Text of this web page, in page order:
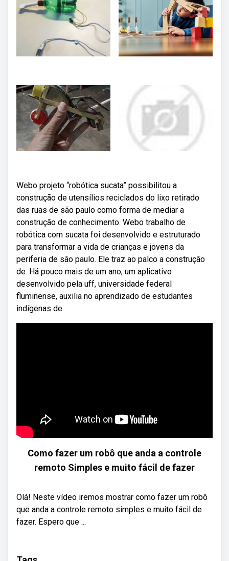
Webo projeto “robótica sucata” possibilitou a
construção de utensílios reciclados do lixo retirado
das ruas de são paulo como forma de mediar a
construção de conhecimento. Webo trabalho de
robótica com sucata foi desenvolvido e estruturado
para transformar a vida de crianças e jovens da
periferia de são paulo. Ele traz ao palco a construção
de. Há pouco mais de um ano, um aplicativo
desenvolvido pela uff, universidade federal
fluminense, auxilia no aprendizado de estudantes
indígenas de.
Como fazer um robô que anda a controle
remoto Simples e muito fácil de fazer
Olá! Neste vídeo iremos mostrar como fazer um robô
que anda a controle remoto simples e muito fácil de
fazer. Espero que ...